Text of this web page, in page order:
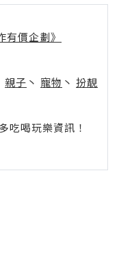
價企劃》
親子 丶 寵物 丶 扮靚
喝玩樂資訊！